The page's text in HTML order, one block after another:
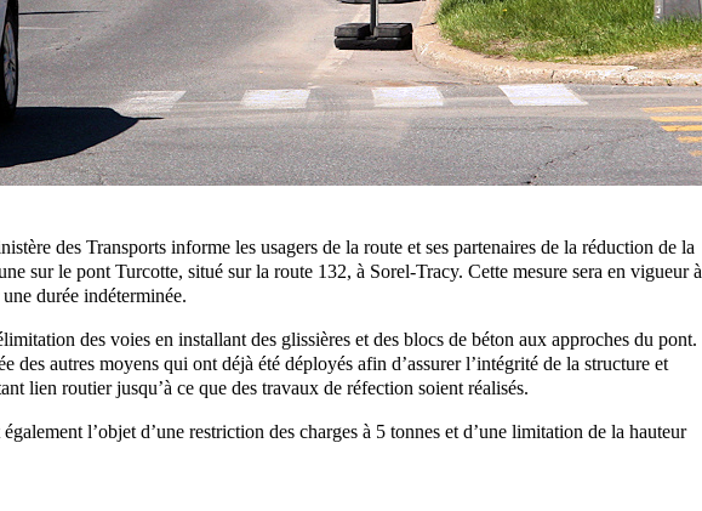
des Transports informe les usagers de la route et ses partenaires de la réduction de la
sur le pont Turcotte, situé sur la route 132, à Sorel-Tracy. Cette mesure sera en vigueur à
durée indéterminée.
des voies en installant des glissières et des blocs de béton aux approches du pont.
des autres moyens qui ont déjà été déployés afin d’assurer l’intégrité de la structure et
lien routier jusqu’à ce que des travaux de réfection soient réalisés.
l’objet d’une restriction des charges à 5 tonnes et d’une limitation de la hauteur